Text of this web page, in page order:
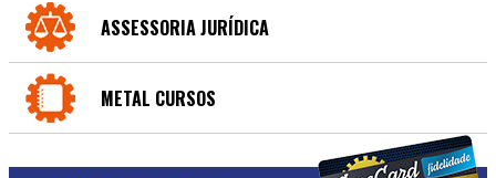
ASSESSORIA JURÍDICA
METAL CURSOS